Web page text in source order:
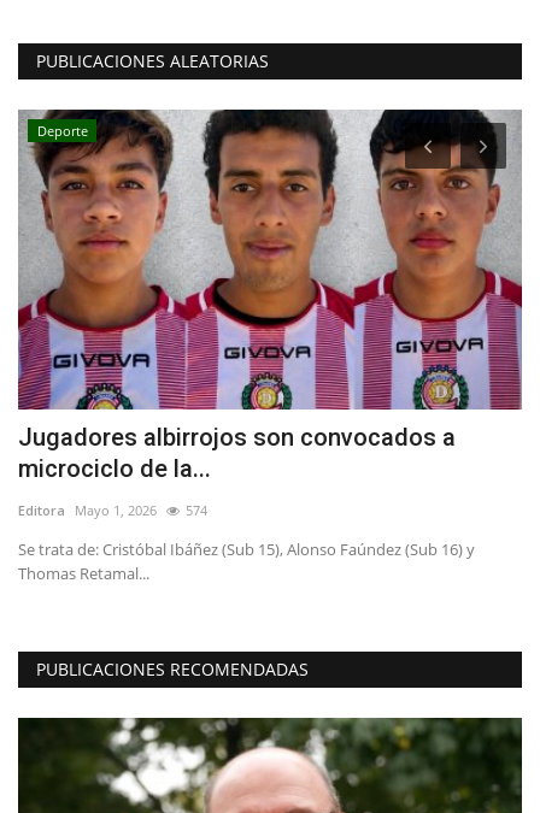
PUBLICACIONES ALEATORIAS
Deporte
Jugadores albirrojos son convocados a
microciclo de la...
Editora Mayo 1, 2026 574
Se trata de: Cristóbal Ibáñez (Sub 15), Alonso Faúndez (Sub 16) y
Thomas Retamal...
PUBLICACIONES RECOMENDADAS